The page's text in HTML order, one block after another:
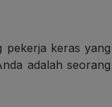
pekerja keras yang
adalah seorang